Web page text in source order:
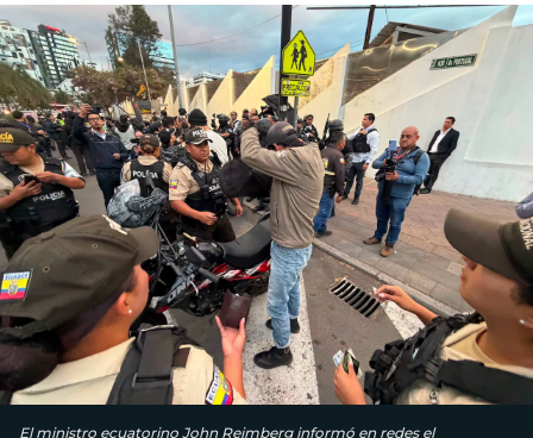
El ministro ecuatorino John Reimberg informó en redes el